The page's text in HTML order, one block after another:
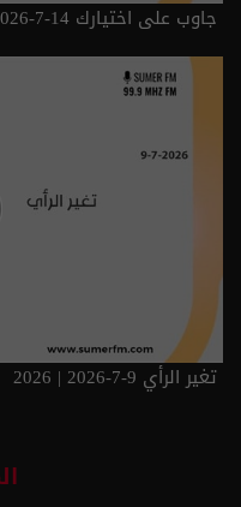
جاوب على اختيارك 14-7-2026 | 2026
تغير الرأي 9-7-2026 | 2026